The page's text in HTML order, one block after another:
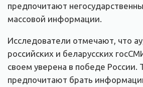
предпочитают
массовой информации.
Исследователи отмечают, что
российских и беларусских
своем уверена в победе России.
предпочитают брать